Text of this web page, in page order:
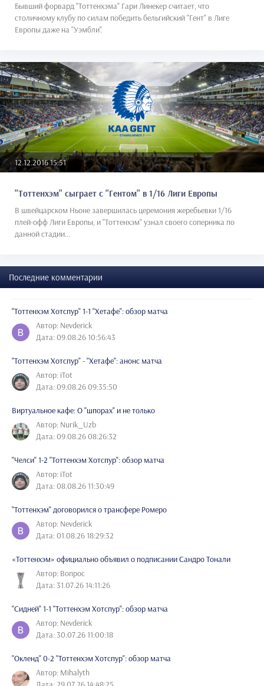
Бывший форвард "Тоттенхэма" Гари Линекер считает, что
столичному клубу по силам победить бельгийский "Гент" в Лиге
Европы даже на "Уэмбли".
12.12.2016 15:51
"Тоттенхэм" сыграет с "Гентом" в 1/16 Лиги Европы
В швейцарском Ньоне завершилась церемония жеребьевки 1/16
плей-офф Лиги Европы, и "Тоттенхэм" узнал своего соперника по
данной стадии...
Последние комментарии
"Тоттенхэм Хотспур" 1-1 "Хетафе": обзор матча
Автор: Nevderick
Дата: 09.08.26 10:56:43
"Тоттенхэм Хотспур" - "Хетафе": анонс матча
Автор: iTot
Дата: 09.08.26 09:35:50
Виртуальное кафе: О "шпорах" и не только
Автор: Nurik_Uzb
Дата: 09.08.26 08:26:32
"Челси" 1-2 "Тоттенхэм Хотспур": обзор матча
Автор: iTot
Дата: 08.08.26 11:30:49
"Тоттенхэм" договорился о трансфере Ромеро
Автор: Nevderick
Дата: 01.08.26 18:29:32
«Тоттенхэм» официально объявил о подписании Сандро Тонали
Автор: Вопрос
Дата: 31.07.26 14:11:26
"Сидней" 1-1 "Тоттенхэм Хотспур": обзор матча
Автор: Nevderick
Дата: 30.07.26 11:00:18
"Окленд" 0-2 "Тоттенхэм Хотспур": обзор матча
Автор: Mihalyth